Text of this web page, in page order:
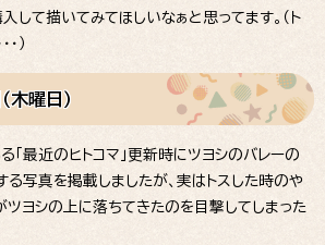
して描いてみてほしいなぁと思ってます。（ト
）
曜日）
「最近のヒトコマ」更新時にツヨシのバレーの
する写真を掲載しましたが、実はトスした時のや
ツヨシの上に落ちてきたのを目撃してしまった